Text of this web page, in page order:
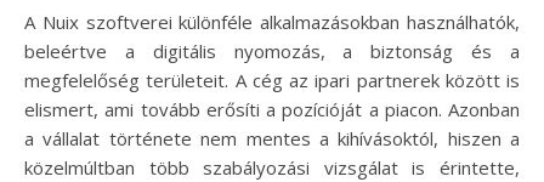
A Nuix szoftverei különféle alkalmazásokban használhatók,
beleértve a digitális nyomozás, a biztonság és a
megfelelőség területeit. A cég az ipari partnerek között is
elismert, ami tovább erősíti a pozícióját a piacon. Azonban
a vállalat története nem mentes a kihívásoktól, hiszen a
közelmúltban több szabályozási vizsgálat is érintette,